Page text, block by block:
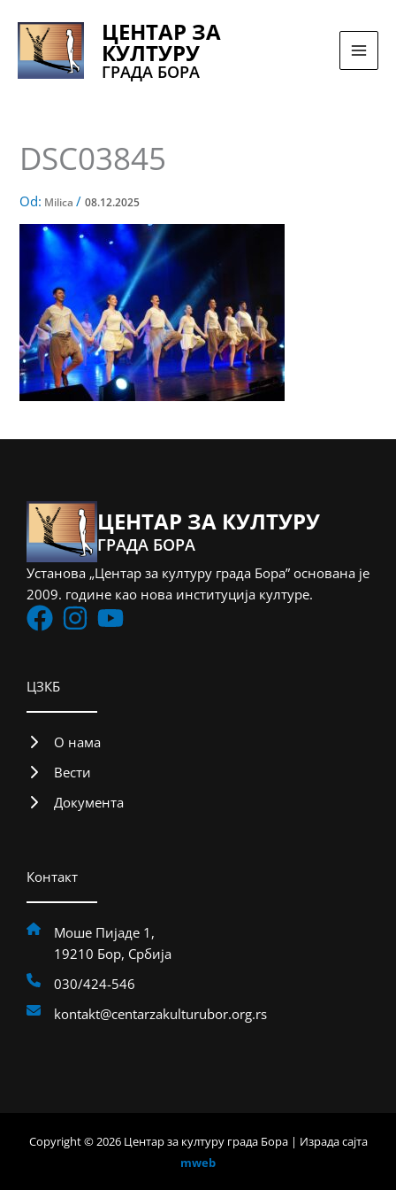
sadržaj
ЦЕНТАР ЗА
КУЛТУРУ
ГРАДА БОРА
DSC03845
Od: Milica/08.12.2025
ЦЕНТАР ЗА КУЛТУРУ
ГРАДА БОРА
Установа „Центар за културу града Бора” основана је
2009. године као нова институција културе.
ЦЗКБ
О нама
Вести
Документа
Контакт
Моше Пијаде 1,
19210 Бор, Србија
030/424-546
kontakt@centarzakulturubor.org.rs
Copyright © 2026 Центар за културу града Бора | Израда сајта
mweb